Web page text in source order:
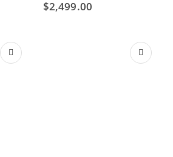
$2,499.00